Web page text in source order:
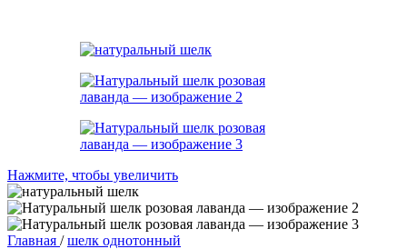
Нажмите, чтобы увеличить
Главная / шелк однотонный